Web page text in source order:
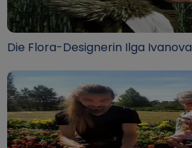
Die Flora-Designerin Ilga Ivanova